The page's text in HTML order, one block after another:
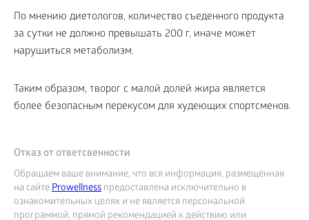
По мнению диетологов, количество съеденного продукта
за сутки не должно превышать 200 г, иначе может
нарушиться метаболизм.
Таким образом, творог с малой долей жира является
более безопасным перекусом для худеющих спортсменов.
Отказ от ответсвенности
Обращаем ваше внимание, что вся информация, размещённая
на сайтеProwellness предоставлена исключительно в
ознакомительных целях и не является персональной
программой, прямой рекомендацией к действию или